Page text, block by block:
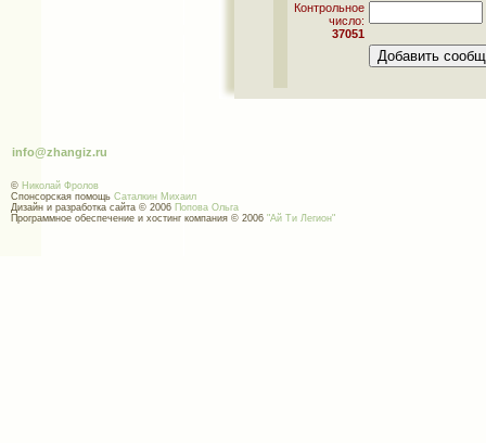
Контрольное
число:
37051
info@zhangiz.ru
© Николай Фролов
Спонсорская помощь Саталкин Михаил
Дизайн и разработка сайта © 2006 Попова Ольга
Программное обеспечение и хостинг компания © 2006 "Ай Ти Легион"